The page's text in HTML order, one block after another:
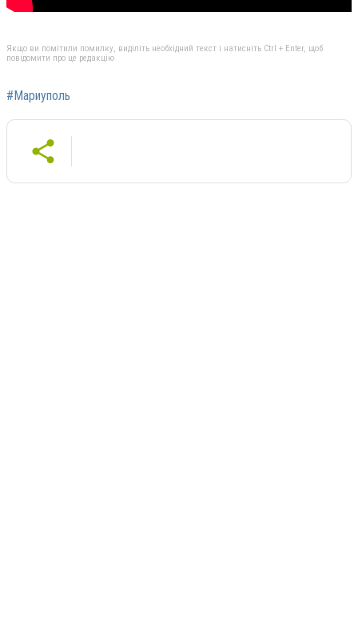
Якщо ви помітили помилку, виділіть необхідний текст і натисніть Ctrl + Enter, щоб
повідомити про це редакцію
#Мариуполь